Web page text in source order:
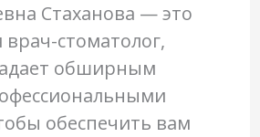
Стаханова — это
стоматолог,
обширным
обеспечить вам